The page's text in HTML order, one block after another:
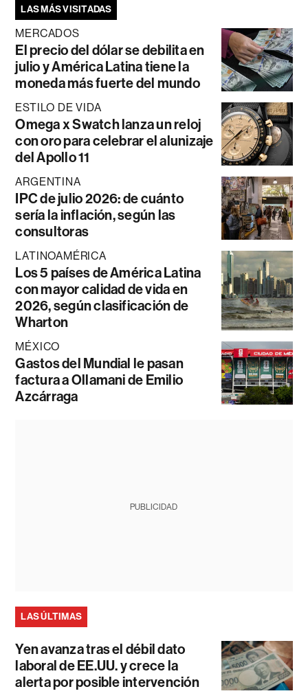
LAS MÁS VISITADAS
MERCADOS
El precio del dólar se debilita en
julio y América Latina tiene la
moneda más fuerte del mundo
ESTILO DE VIDA
Omega x Swatch lanza un reloj
con oro para celebrar el alunizaje
del Apollo 11
ARGENTINA
IPC de julio 2026: de cuánto
sería la inflación, según las
consultoras
LATINOAMÉRICA
Los 5 países de América Latina
con mayor calidad de vida en
2026, según clasificación de
Wharton
MÉXICO
Gastos del Mundial le pasan
factura a Ollamani de Emilio
Azcárraga
PUBLICIDAD
LAS ÚLTIMAS
Yen avanza tras el débil dato
laboral de EE.UU. y crece la
alerta por posible intervención